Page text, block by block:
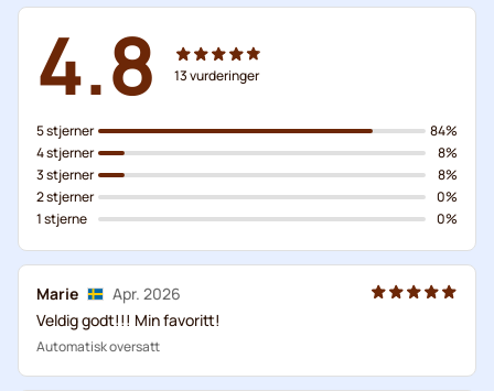
4.8 13vurderinger
5 stjerner
4 stjerner
3 stjerner
2 stjerner
1 stjerne
84%
8%
8%
0%
0%
Marie
Apr. 2026
Veldig godt!!! Min favoritt!
Automatisk oversatt